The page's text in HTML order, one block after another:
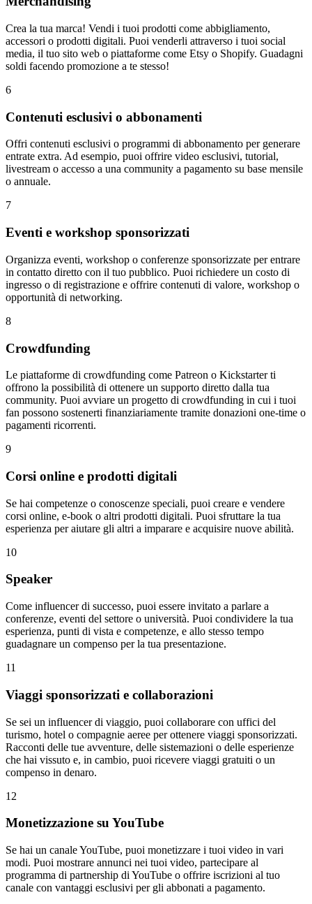
Crea la tua marca! Vendi i tuoi prodotti come abbigliamento,
accessori o prodotti digitali. Puoi venderli attraverso i tuoi social
media, il tuo sito web o piattaforme come Etsy o Shopify. Guadagni
soldi facendo promozione a te stesso!
6
Contenuti esclusivi o abbonamenti
Offri contenuti esclusivi o programmi di abbonamento per generare
entrate extra. Ad esempio, puoi offrire video esclusivi, tutorial,
livestream o accesso a una community a pagamento su base mensile
o annuale.
7
Eventi e workshop sponsorizzati
Organizza eventi, workshop o conferenze sponsorizzate per entrare
in contatto diretto con il tuo pubblico. Puoi richiedere un costo di
ingresso o di registrazione e offrire contenuti di valore, workshop o
opportunità di networking.
8
Crowdfunding
Le piattaforme di crowdfunding come Patreon o Kickstarter ti
offrono la possibilità di ottenere un supporto diretto dalla tua
community. Puoi avviare un progetto di crowdfunding in cui i tuoi
fan possono sostenerti finanziariamente tramite donazioni one-time o
pagamenti ricorrenti.
9
Corsi online e prodotti digitali
Se hai competenze o conoscenze speciali, puoi creare e vendere
corsi online, e-book o altri prodotti digitali. Puoi sfruttare la tua
esperienza per aiutare gli altri a imparare e acquisire nuove abilità.
10
Speaker
Come influencer di successo, puoi essere invitato a parlare a
conferenze, eventi del settore o università. Puoi condividere la tua
esperienza, punti di vista e competenze, e allo stesso tempo
guadagnare un compenso per la tua presentazione.
11
Viaggi sponsorizzati e collaborazioni
Se sei un influencer di viaggio, puoi collaborare con uffici del
turismo, hotel o compagnie aeree per ottenere viaggi sponsorizzati.
Racconti delle tue avventure, delle sistemazioni o delle esperienze
che hai vissuto e, in cambio, puoi ricevere viaggi gratuiti o un
compenso in denaro.
12
Monetizzazione su YouTube
Se hai un canale YouTube, puoi monetizzare i tuoi video in vari
modi. Puoi mostrare annunci nei tuoi video, partecipare al
programma di partnership di YouTube o offrire iscrizioni al tuo
canale con vantaggi esclusivi per gli abbonati a pagamento.